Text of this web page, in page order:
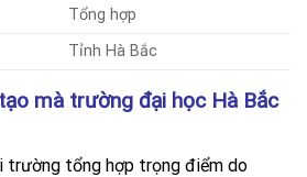
Tổng hợp
Tỉnh Hà Bắc
mà trường đại học Hà Bắc
trường tổng hợp trọng điểm do